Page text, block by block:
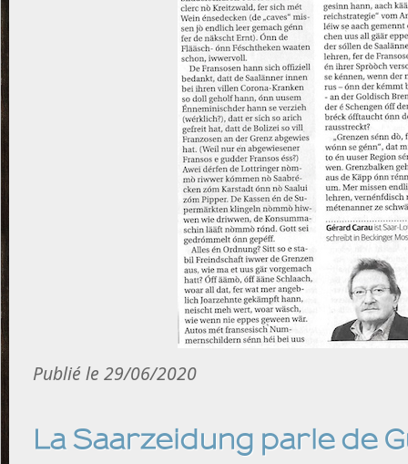
Publié le 29/06/2020
La Saarzeidung parle de